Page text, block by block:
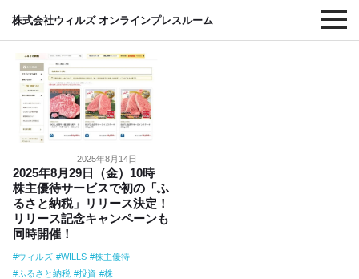
株式会社ウィルズ オンラインプレスルーム
#北海道
2025年8月14日
2025年8月29日（金）10時
株主優待サービスで初の「ふ
るさと納税」リリース決定！
リリース記念キャンペーンも
同時開催！
ウィルズ WILLS
株主優待
ふるさと納税
投資
株